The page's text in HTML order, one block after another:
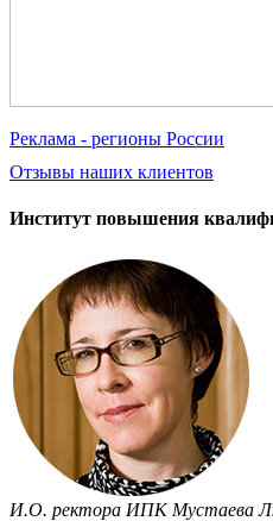
Реклама - регионы России
Отзывы наших клиентов
Институт повышения
И.О. ректора ИПК Мустаева